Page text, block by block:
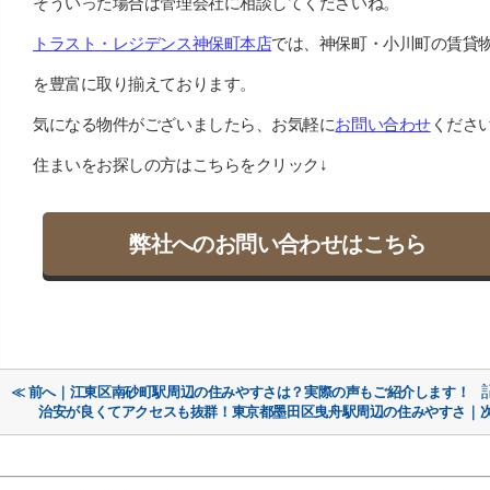
トラスト・レジデンス神保町本店では、神保町・小川町の賃貸
を豊富に取り揃えております。
気になる物件がございましたら、お気軽にお問い合わせください
住まいをお探しの方はこちらをクリック↓
弊社へのお問い合わせはこちら
≪ 前へ｜江東区南砂町駅周辺の住みやすさは？実際の声もご紹介します！
治安が良くてアクセスも抜群！東京都墨田区曳舟駅周辺の住みやすさ｜